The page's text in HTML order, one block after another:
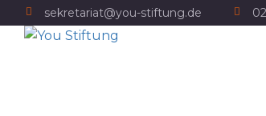
sekretariat@you-stiftung.de